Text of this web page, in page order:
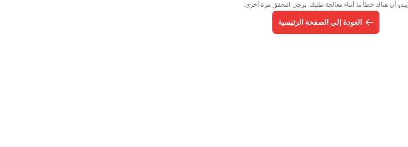
يبدو أن هناك خطأ ما أثناء معالجة طلبك. يرجى التحقق مرة أخرى.
العودة إلى الصفحة الرئيسية